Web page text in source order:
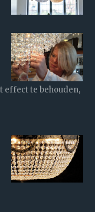
effect te behouden,